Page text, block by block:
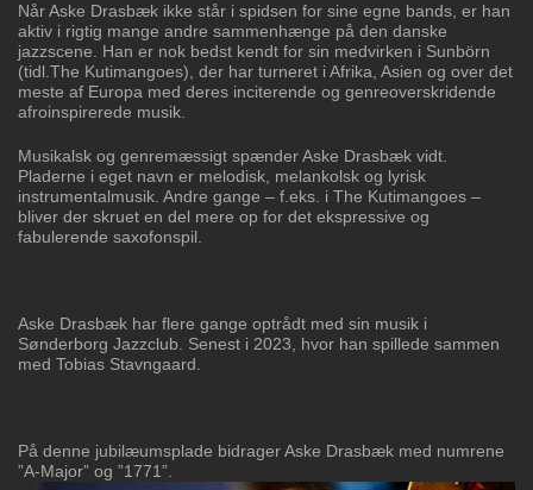
Når Aske Drasbæk ikke står i spidsen for sine egne bands, er han
aktiv i rigtig mange andre sammenhænge på den danske
jazzscene. Han er nok bedst kendt for sin medvirken i Sunbörn
(tidl.The Kutimangoes), der har turneret i Afrika, Asien og over det
meste af Europa med deres inciterende og genreoverskridende
afroinspirerede musik.
Musikalsk og genremæssigt spænder Aske Drasbæk vidt.
Pladerne i eget navn er melodisk, melankolsk og lyrisk
instrumentalmusik. Andre gange – f.eks. i The Kutimangoes –
bliver der skruet en del mere op for det ekspressive og
fabulerende saxofonspil.
Aske Drasbæk har flere gange optrådt med sin musik i
Sønderborg Jazzclub. Senest i 2023, hvor han spillede sammen
med Tobias Stavngaard.
På denne jubilæumsplade bidrager Aske Drasbæk med numrene
”A-Major” og ”1771”.